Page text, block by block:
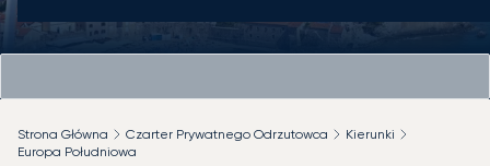
Strona Główna Czarter Prywatnego Odrzutowca
Kierunki
Europa Południowa